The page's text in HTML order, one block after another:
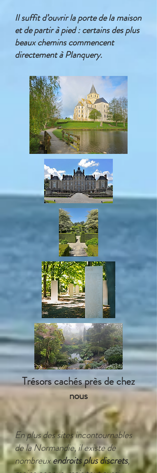
Il suffit d’ouvrir la porte de la maison
et de partir à pied : certains des plus
beaux chemins commencent
directement à Planquery.
Trésors cachés près de chez
nous
En plus des sites incontournables
de la Normandie, il existe de
nombreuxendroits plus discrets,